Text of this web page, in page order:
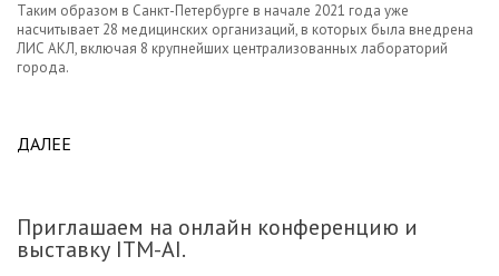
Таким образом в Санкт-Петербурге в начале 2021 года уже
насчитывает 28 медицинских организаций, в которых была внедрена
ЛИС АКЛ, включая 8 крупнейших централизованных лабораторий
города.
ДАЛЕЕ
Приглашаем на онлайн конференцию и
выставку ITM-AI.